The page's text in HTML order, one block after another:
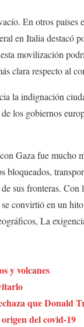
En otros
en Italia
movilización
clara respecto al
la indignación
los gobiernos
Gaza fue mucho
bloqueados,
sus fronteras.
convirtió en un
La
y volcanes
que Donald
del covid-19